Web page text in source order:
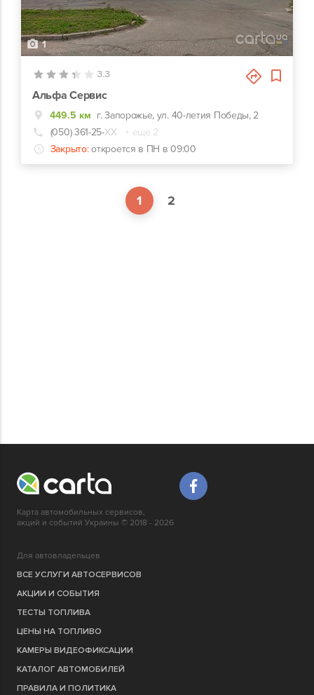
1
3.3
Альфа Сервис
449.5 км г. Запорожье, ул. 40-летия Победы, 2
(050) 361-25-ХХ
+ еще 2
Закрыто: откроется в ПН в 09:00
1 2
Карта автомобильных сервисов,
акций и событий Украины © 2018 - 2026
Для автовладельцев
ВСЕ УСЛУГИ АВТОСЕРВИСОВ
АКЦИИ И СОБЫТИЯ
ТЕСТЫ ТОПЛИВА
ЦЕНЫ НА ТОПЛИВО
КАМЕРЫ ВИДЕОФИКСАЦИИ
КАТАЛОГ АВТОМОБИЛЕЙ
ПРАВИЛА И ПОЛИТИКА